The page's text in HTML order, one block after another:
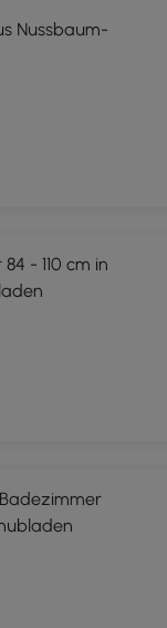
Nussbaum-
- 110 cm in